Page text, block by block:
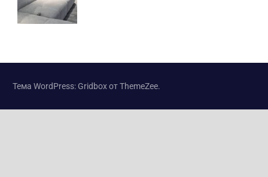
Тема WordPress: Gridbox от ThemeZee.